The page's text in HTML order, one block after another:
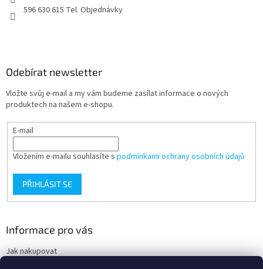
596 630 615 Tel. Objednávky
Odebírat newsletter
Vložte svůj e-mail a my vám budeme zasílat informace o nových
produktech na našem e-shopu.
E-mail
Vložením e-mailu souhlasíte s podmínkami ochrany osobních údajů
PŘIHLÁSIT SE
Informace pro vás
Jak nakupovat